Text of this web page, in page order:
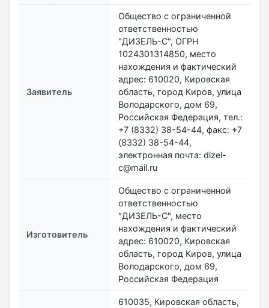
Заявитель
Общество с ограниченной
ответственностью
"ДИЗЕЛЬ-С", ОГРН
1024301314850, место
нахождения и фактический
адрес: 610020, Кировская
область, город Киров, улица
Володарского, дом 69,
Российская Федерация, тел.:
+7 (8332) 38-54-44, факс: +7
(8332) 38-54-44,
электронная почта: dizel-
c@mail.ru
Изготовитель
Общество с ограниченной
ответственностью
"ДИЗЕЛЬ-С", место
нахождения и фактический
адрес: 610020, Кировская
область, город Киров, улица
Володарского, дом 69,
Российская Федерация
610035, Кировская область,